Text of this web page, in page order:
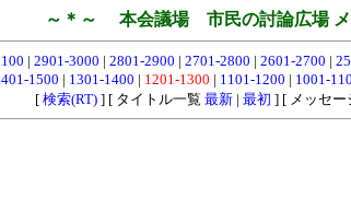
～＊～ 本会議場 市民の討論広場
| 2901-3000 | 2801-2900 | 2701-2800 | 2601-2700 |
1500 | 1301-1400 | 1201-1300 | 1101-1200 | 1001-
[ 検索(RT)] [ タイトル一覧 最新| 最初 ] [ メッセー